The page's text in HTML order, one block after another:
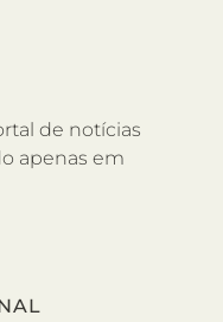
de notícias
apenas em